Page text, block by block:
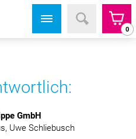
0
GmbH
Uwe Schliebusch